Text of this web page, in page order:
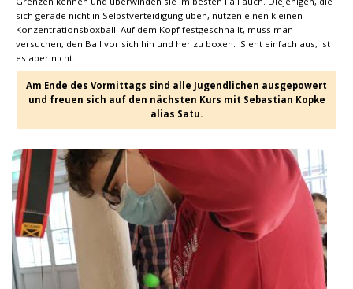
sich gerade nicht in Selbstverteidigung üben, nutzen einen kleinen
Konzentrationsboxball. Auf dem Kopf festgeschnallt, muss man
versuchen, den Ball vor sich hin und her zu boxen. Sieht einfach aus, ist
es aber nicht.
Am Ende des Vormittags sind alle Jugendlichen ausgepowert
und freuen sich auf den nächsten Kurs mit Sebastian Kopke
alias Satu.